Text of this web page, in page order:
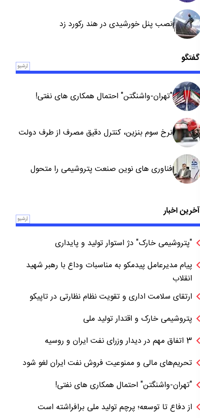
نصب پنل خورشیدی در هند رکورد زد
گفتگو
آرشیو
"تهران-واشنگتن" احتمال همکاری های نفتی!
نرخ سوم بنزین، کنترل دقیق مصرف از طرف دولت
فناوری های نوین صنعت پتروشیمی را متحول
آخرین اخبار
آرشیو
"پتروشیمی خارک" دژ استوار تولید و پایداری
پیام مدیرعامل پیدمکو به مناسبات وداع با رهبر شهید
انقلاب
ارتقای سلامت اداری و تقویت نظام نظارتی در تاپیکو
پتروشیمی خارک و اقتدار تولید ملی
3 اتفاق مهم در دیدار وزرای نفت ایران و روسیه
تحریم‌های مالی و ممنوعیت فروش نفت ایران لغو شود
"تهران-واشنگتن" احتمال همکاری های نفتی!
از دفاع تا توسعه؛ پرچم تولید ملی برافراشته است